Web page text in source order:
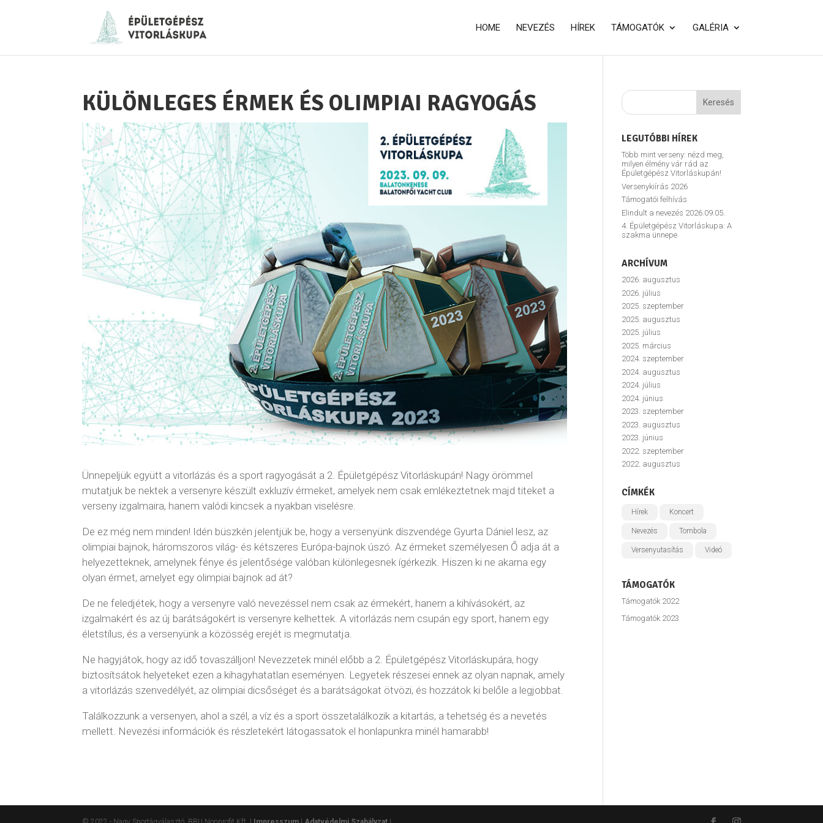
HOME NEVEZÉS HÍREK TÁMOGATÓK GALÉRIA
KÜLÖNLEGES ÉRMEK ÉS OLIMPIAI RAGYOGÁS
Ünnepeljük együtt a vitorlázás és a sport ragyogását a 2. Épületgépész Vitorláskupán! Nagy örömmel
mutatjuk be nektek a versenyre készült exkluzív érmeket, amelyek nem csak emlékeztetnek majd titeket a
verseny izgalmaira, hanem valódi kincsek a nyakban viselésre.
De ez még nem minden! Idén büszkén jelentjük be, hogy a versenyünk díszvendége Gyurta Dániel lesz, az
olimpiai bajnok, háromszoros világ- és kétszeres Európa-bajnok úszó. Az érmeket személyesen Ő adja át a
helyezetteknek, amelynek fénye és jelentősége valóban különlegesnek ígérkezik. Hiszen ki ne akarna egy
olyan érmet, amelyet egy olimpiai bajnok ad át?
De ne feledjétek, hogy a versenyre való nevezéssel nem csak az érmekért, hanem a kihívásokért, az
izgalmakért és az új barátságokért is versenyre kelhettek. A vitorlázás nem csupán egy sport, hanem egy
életstílus, és a versenyünk a közösség erejét is megmutatja.
Ne hagyjátok, hogy az idő tovaszálljon! Nevezzetek minél előbb a 2. Épületgépész Vitorláskupára, hogy
biztosítsátok helyeteket ezen a kihagyhatatlan eseményen. Legyetek részesei ennek az olyan napnak, amely
a vitorlázás szenvedélyét, az olimpiai dicsőséget és a barátságokat ötvözi, és hozzátok ki belőle a legjobbat.
Találkozzunk a versenyen, ahol a szél, a víz és a sport összetalálkozik a kitartás, a tehetség és a nevetés
mellett. Nevezési információk és részletekért látogassatok el honlapunkra minél hamarabb!
LEGUTÓBBI HÍREK
Több mint verseny: nézd meg,
milyen élmény vár rád az
Épületgépész Vitorláskupán!
Versenykiírás 2026
Támogatói felhívás
Elindult a nevezés 2026.09.05.
4. Épületgépész Vitorláskupa: A
szakma ünnepe
ARCHÍVUM
2026. augusztus
2026. július
2025. szeptember
2025. augusztus
2025. július
2025. március
2024. szeptember
2024. augusztus
2024. július
2024. június
2023. szeptember
2023. augusztus
2023. június
2022. szeptember
2022. augusztus
CÍMKÉK
Hírek Koncert
Nevezés Tombola
Versenyutasítás Videó
TÁMOGATÓK
Támogatók 2022
Támogatók 2023